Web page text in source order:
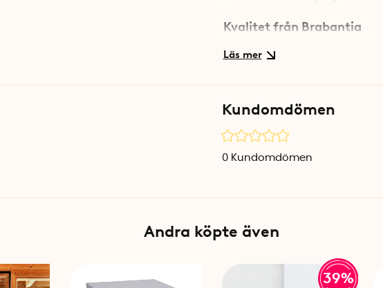
Kvalitet från Brabantia
Specifikationer
Mått: 20 x 24,5 x 18 cm (B x D x H)
Volym: 6 liter
Material: BPA-fri plast
Kundomdömen
0 Kundomdömen
Andra köpte även
39%